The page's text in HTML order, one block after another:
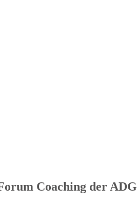
Coaching der ADG